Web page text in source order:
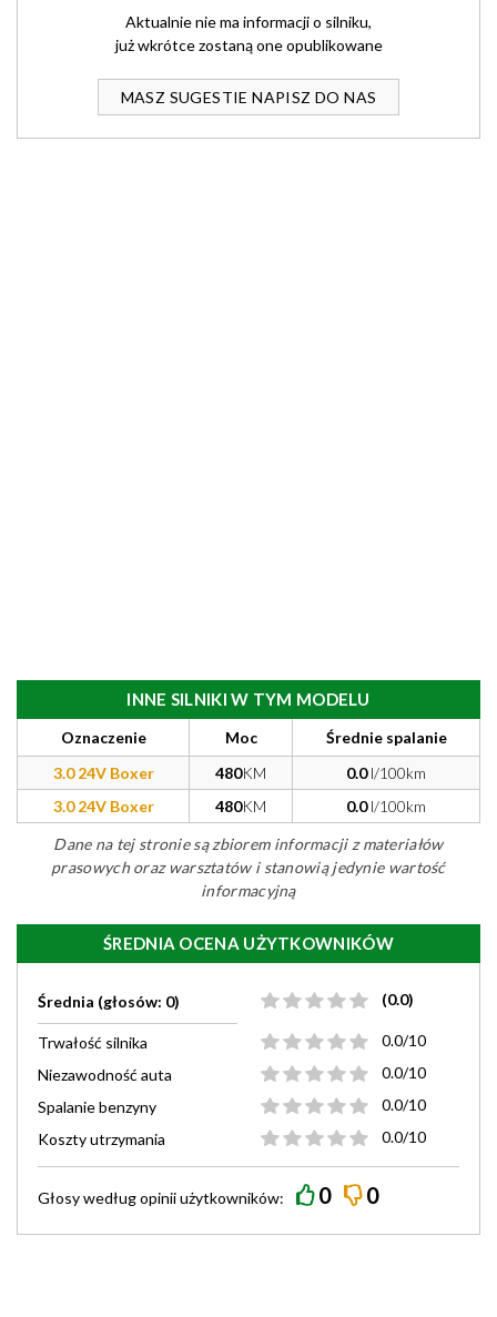
Aktualnie nie ma informacji o silniku,
już wkrótce zostaną one opublikowane
MASZ SUGESTIE NAPISZ DO NAS
INNE SILNIKI W TYM MODELU
Oznaczenie Moc
Średnie spalanie
3.0 24V Boxer
480KM 0.0l/100km
3.0 24V Boxer
480KM 0.0l/100km
Dane na tej stronie są zbiorem informacji z materiałów
prasowych oraz warsztatów i stanowią jedynie wartość
informacyjną
ŚREDNIA OCENA UŻYTKOWNIKÓW
Średnia (głosów: 0) (0.0)
Trwałość silnika
0.0/10
Niezawodność auta
0.0/10
Spalanie benzyny
0.0/10
Koszty utrzymania
0.0/10
Głosy wedługopiniiużytkowników: 0 0